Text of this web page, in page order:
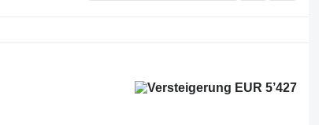
EUR 5’427